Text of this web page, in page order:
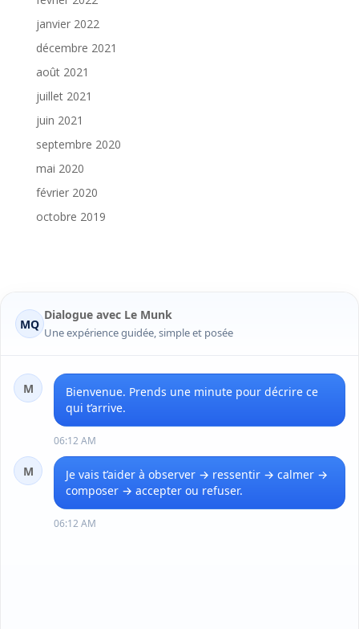
janvier 2022
décembre 2021
août 2021
juillet 2021
juin 2021
septembre 2020
mai 2020
février 2020
octobre 2019
MQ
Dialogue avec Le Munk
Une expérience guidée, simple et posée
M
Bienvenue. Prends une minute pour décrire ce
qui t’arrive.
06:12 AM
M
Je vais t’aider à observer → ressentir → calmer →
composer → accepter ou refuser.
06:12 AM